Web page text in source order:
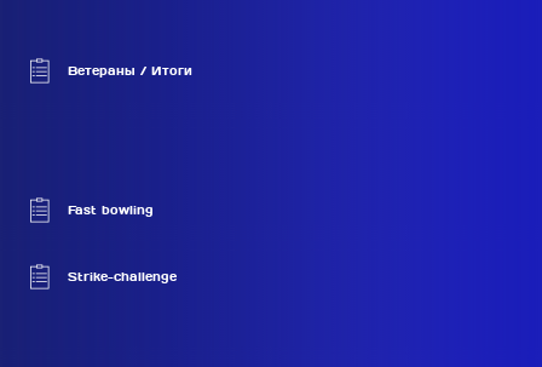
Ветераны / Итоги
Fast bowling
Strike-challenge